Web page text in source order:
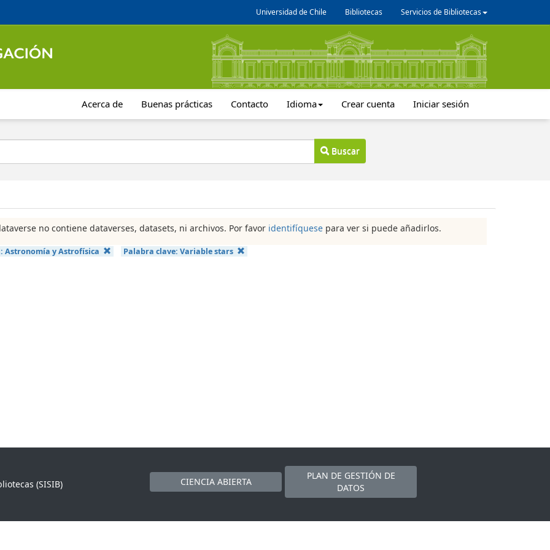
Universidad de Chile Bibliotecas Servicios de Bibliotecas
Acerca de Buenas prácticas Contacto Idioma Crear cuenta Iniciar sesión
Buscar
no contiene dataverses, datasets, ni archivos. Por favor identifíquese para ver si puede añadirlos.
Astronomía y Astrofísica Palabra clave:Variable stars
(SISIB)
CIENCIA ABIERTA
PLAN DE GESTIÓN DE
DATOS